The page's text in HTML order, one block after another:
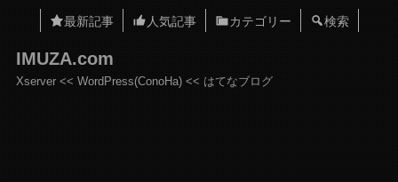
最新記事 人気記事 カテゴリー 検索
IMUZA.com
Xserver << WordPress(ConoHa) << はてなブログ